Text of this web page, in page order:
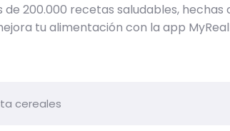
de 200.000 recetas saludables, hechas
tu alimentación con la app